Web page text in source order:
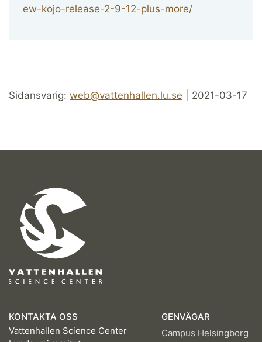
ew-kojo-release-2-9-12-plus-more/
Sidansvarig: web@vattenhallen.lu.se | 2021-03-17
KONTAKTA OSS
Vattenhallen Science Center
GENVÄGAR
Campus Helsingborg